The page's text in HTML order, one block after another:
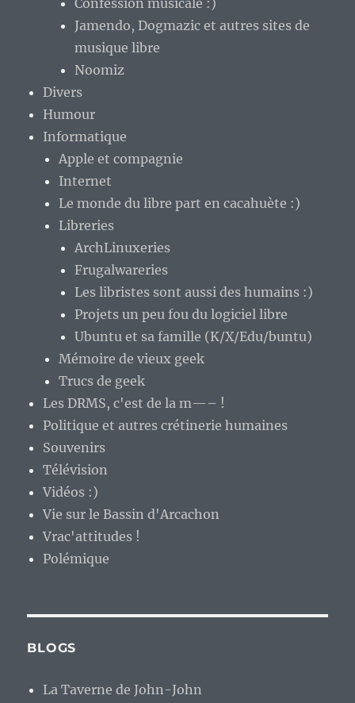
Confession musicale :)
Jamendo, Dogmazic et autres sites de
musique libre
Noomiz
Divers
Humour
Informatique
Apple et compagnie
Internet
Le monde du libre part en cacahuète :)
Libreries
ArchLinuxeries
Frugalwareries
Les libristes sont aussi des humains :)
Projets un peu fou du logiciel libre
Ubuntu et sa famille (K/X/Edu/buntu)
Mémoire de vieux geek
Trucs de geek
Les DRMS, c'est de la m—– !
Politique et autres crétinerie humaines
Souvenirs
Télévision
Vidéos :)
Vie sur le Bassin d'Arcachon
Vrac'attitudes !
Polémique
BLOGS
La Taverne de John-John